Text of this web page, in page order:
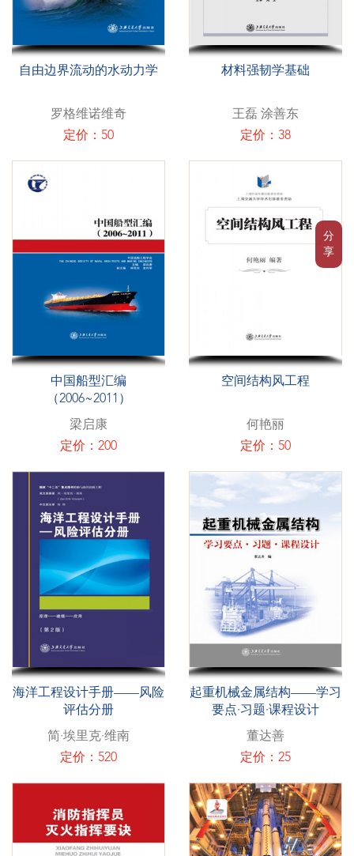
分
享
自由边界流动的水动力学
罗格维诺维奇
定价：50
材料强韧学基础
王磊 涂善东
定价：38
中国船型汇编
（2006~2011）
梁启康
定价：200
空间结构风工程
何艳丽
定价：50
海洋工程设计手册——风险
评估分册
简·埃里克·维南
定价：520
起重机械金属结构——学习
要点·习题·课程设计
董达善
定价：25